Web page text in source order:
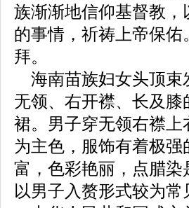
族渐渐地信仰基督教
的事情，祈祷上帝保
拜。
海南苗族妇女头顶束
无领、右开襟、长及
裙。男子穿无领右襟
为主色，服饰有着极
富，色彩艳丽，点腊
以男子入赘形式较为